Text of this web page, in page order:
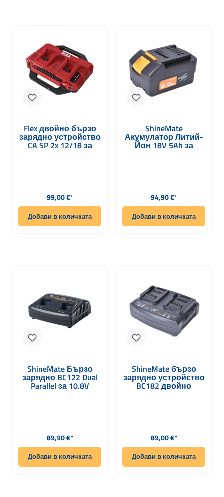
Flex двойно бързо
зарядно устройство
CA SP 2x 12/18 за
Редовна цена:
99,00 €*
Добави в количката
ShineMate
Акумулатор Литий-
Йон 18V 5Ah за
Редовна цена:
94,90 €*
Добави в количката
ShineMate Бързо
зарядно BC122 Dual
Parallel за 10.8V
Редовна цена:
89,90 €*
Добави в количката
ShineMate бързо
зарядно устройство
BC182 двойно
последователно за
Редовна цена:
89,00 €*
Добави в количката